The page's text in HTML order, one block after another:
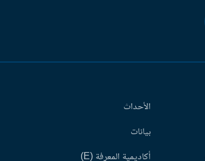
الأحداث
بيانات
أكاديمية المعرفة (E)